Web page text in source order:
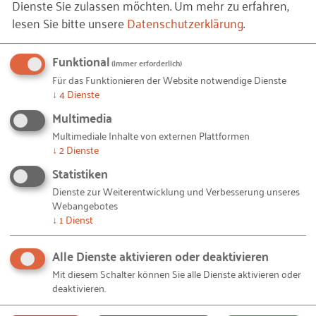
Betriebliches Eingliederungsmanagement
2004 ist das betriebliche
Eingliederungsmanagement gesetzlich
vorgeschrieben. Ziel ist es, Mitarbeiter zu
unterstützen, die länger oder häufiger krank
sind. Wie Unternehmen dieses erfolgreich
etablieren können, ist aufwww.betriebliche-
eingliederung.de
Daten zum Arbeitskreis
Name:Arbeitskreis Gesundheit im Betrieb
Laufzeit:laufend seit 1995
Dienste Sie zulassen möchten.Um mehr zu erfahren,
lesen Sie bitte unsereDatenschutzerklärung.
Funktional(immer erforderlich)
Für das Funktionieren der Website notwendige Dienste
↓ 4Dienste
Multimedia
Multimediale Inhalte von externen Plattformen
↓ 2Dienste
Statistiken
Dienste zur Weiterentwicklung und Verbesserung unseres
Webangebotes
↓ 1 Dienst
Alle Dienste aktivieren oder deaktivieren
Mit diesem Schalter können Sie alle Dienste aktivieren oder
deaktivieren.